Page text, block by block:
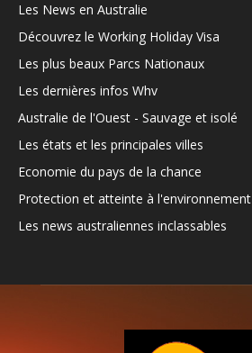
Les News en Australie
Découvrez le Working Holiday Visa
Les plus beaux Parcs Nationaux
Les dernières infos Whv
Australie de l'Ouest - Sauvage et isolé
Les états et les principales villes
Economie du pays de la chance
Protection et atteinte à l'environnement
Les news australiennes inclassables